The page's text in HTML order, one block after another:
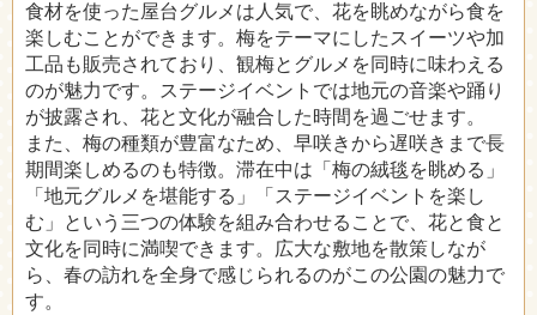
食材を使った屋台グルメは人気で、花を眺めながら食を
楽しむことができます。梅をテーマにしたスイーツや加
工品も販売されており、観梅とグルメを同時に味わえる
のが魅力です。ステージイベントでは地元の音楽や踊り
が披露され、花と文化が融合した時間を過ごせます。
また、梅の種類が豊富なため、早咲きから遅咲きまで長
期間楽しめるのも特徴。滞在中は「梅の絨毯を眺める」
「地元グルメを堪能する」「ステージイベントを楽し
む」という三つの体験を組み合わせることで、花と食と
文化を同時に満喫できます。広大な敷地を散策しなが
ら、春の訪れを全身で感じられるのがこの公園の魅力で
す。